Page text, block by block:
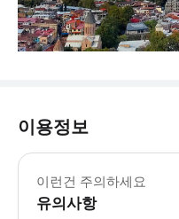
이용정보
이런건 주의하세요
유의사항